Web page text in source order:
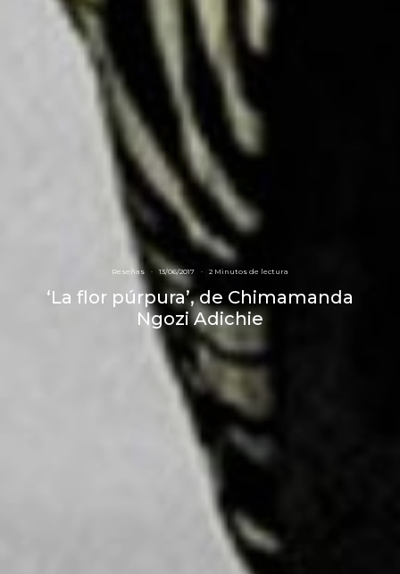
Reseñas · 13/06/2017 · 2 Minutos de lectura
‘La flor púrpura’, de Chimamanda
Ngozi Adichie